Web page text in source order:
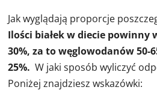
Jak wyglądają proporcje
Ilości białek w diecie powinny
30%, za to węglowodanów 50-
25%.W jaki sposób wyliczyć
Poniżej znajdziesz wskazówki: